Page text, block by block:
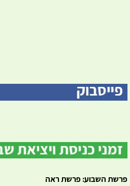
פרשת השבוע: פרשת ראה